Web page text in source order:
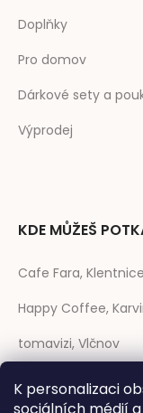
K personalizaci
Doplňky
Pro domov
Dárkové sety a
Výprodej
KDE MŮŽEŠ
Cafe Fara, Klentnice
Happy Coffee,
tomavizi, Vlčnov
prase CAFÉ,